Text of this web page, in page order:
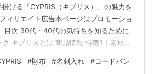
ける「CYPRIS（キプリス）」の魅力を
ィリエイト広告本ページはプロモーショ
目次 30代・40代の気持ちを知るために
キプリスとは 商品情報 特徴1｜素材選
イン 人気アイテム ギフトとして選ばれ
#財布 #名刺入れ #コードバン